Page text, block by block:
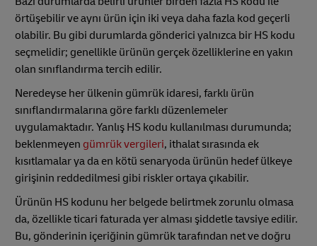
örtüşebilir ve aynı ürün için iki veya daha fazla kod geçerli
olabilir. Bu gibi durumlarda gönderici yalnızca bir HS kodu
seçmelidir; genellikle ürünün gerçek özelliklerine en yakın
olan sınıflandırma tercih edilir.
Neredeyse her ülkenin gümrük idaresi, farklı ürün
sınıflandırmalarına göre farklı düzenlemeler
uygulamaktadır. Yanlış HS kodu kullanılması durumunda;
beklenmeyen gümrük vergileri, ithalat sırasında ek
kısıtlamalar ya da en kötü senaryoda ürünün hedef ülkeye
girişinin reddedilmesi gibi riskler ortaya çıkabilir.
Ürünün HS kodunu her belgede belirtmek zorunlu olmasa
da, özellikle ticari faturada yer alması şiddetle tavsiye edilir.
Bu, gönderinin içeriğinin gümrük tarafından net ve doğru